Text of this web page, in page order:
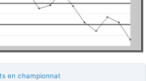
en championnat